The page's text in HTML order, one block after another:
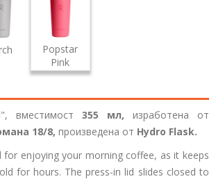
Popstar
Pink
вместимост 355 мл, изработена от
18/8, произведена от Hydro Flask.
for enjoying your morning coffee, as it keeps
for hours. The press-in lid slides closed to